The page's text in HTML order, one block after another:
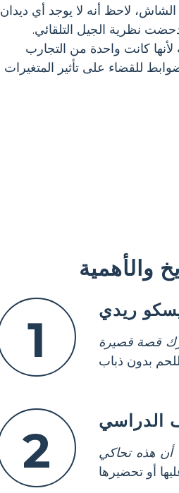
لاحظ أنه لا يوجد أي ديدان
نظرية الجيل التلقائي.
كانت واحدة من التجارب
للقضاء على تأثير المتغيرات
والأهمية
1
ريدي
قصة قصيرة
2
الدراسي
هذه تحاكي